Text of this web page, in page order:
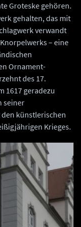
Groteske gehören.
gehalten, das mit
verwandt
– eine
Ornament-
des 17.
1617 geradezu
seiner
künstlerischen
Krieges.